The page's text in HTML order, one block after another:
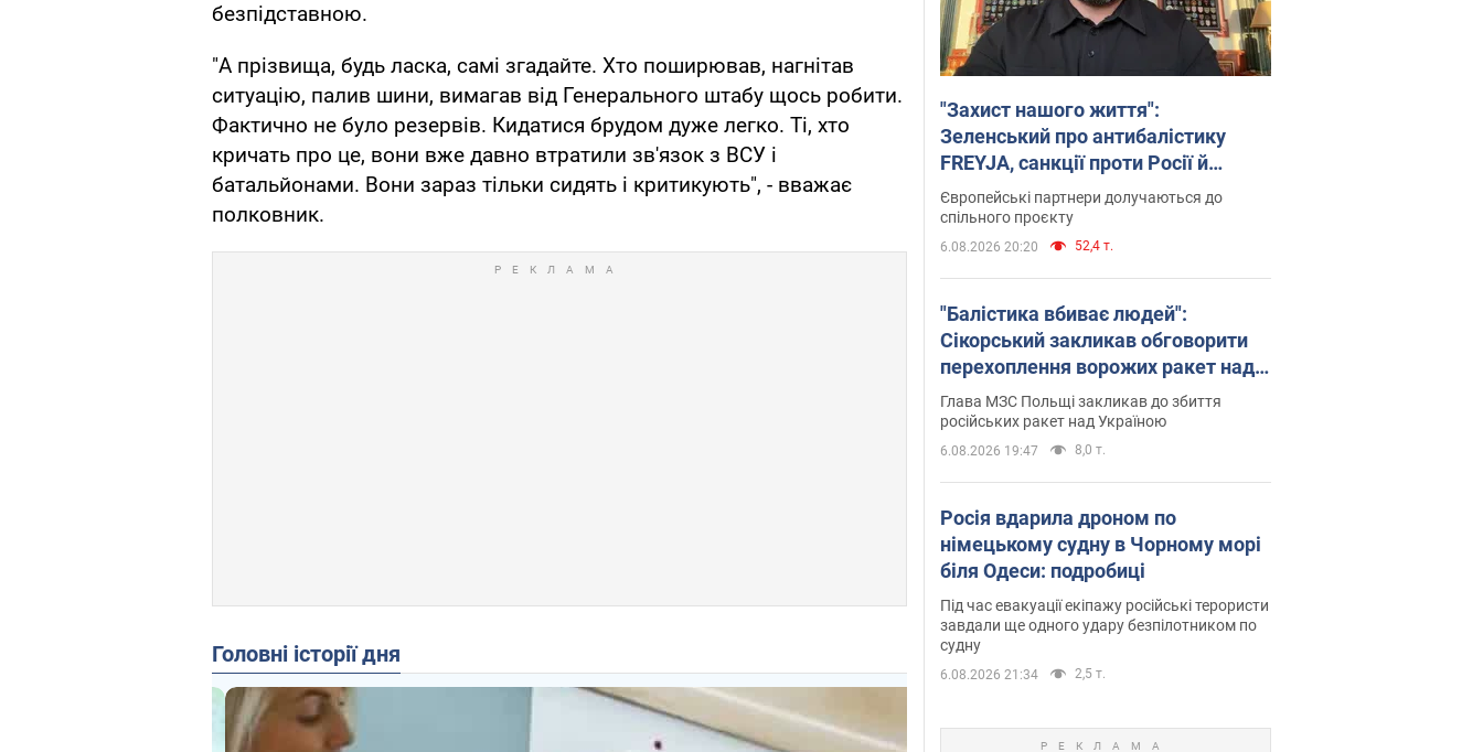
безпідставною.
"А прізвища, будь ласка, самі згадайте. Хто поширював, нагнітав
ситуацію, палив шини, вимагав від Генерального штабу щось робити.
Фактично не було резервів. Кидатися брудом дуже легко. Ті, хто
кричать про це, вони вже давно втратили зв'язок з ВСУ і
батальйонами. Вони зараз тільки сидять і критикують", - вважає
полковник.
Головні історії дня
"Захист нашого життя":
Зеленський про антибалістику
FREYJA, санкції проти Росії й
підтримку аграріїв. Відео
Європейські партнери долучаються до
спільного проєкту
6.08.2026 20:20 52,4 т.
"Балістика вбиває людей":
Сікорський закликав обговорити
перехоплення ворожих ракет над
Україною
Глава МЗС Польщі закликав до збиття
російських ракет над Україною
6.08.2026 19:47 8,0 т.
Росія вдарила дроном по
німецькому судну в Чорному морі
біля Одеси: подробиці
Під час евакуації екіпажу російські терористи
завдали ще одного удару безпілотником по
судну
6.08.2026 21:34 2,5 т.